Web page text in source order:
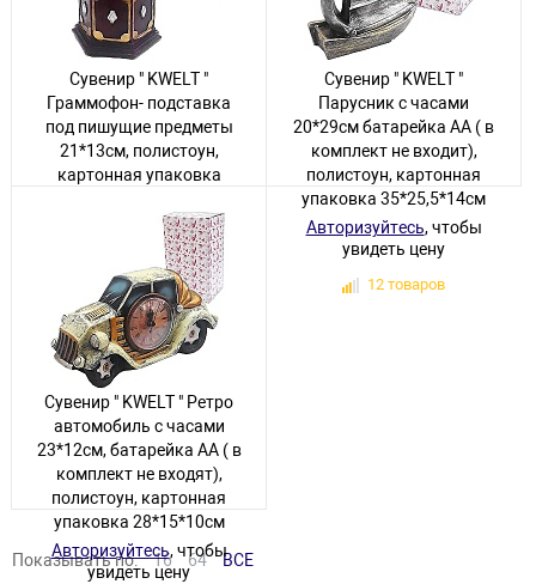
Сувенир " KWELT "
Граммофон- подставка
под пишущие предметы
21*13см, полистоун,
картонная упаковка
Авторизуйтесь, чтобы
увидеть цену
2 товара
Сувенир " KWELT "
Парусник с часами
20*29см батарейка АА ( в
комплект не входит),
полистоун, картонная
упаковка 35*25,5*14см
Авторизуйтесь, чтобы
увидеть цену
12 товаров
Сувенир " KWELT " Ретро
автомобиль с часами
23*12см, батарейка АА ( в
комплект не входят),
полистоун, картонная
упаковка 28*15*10см
Авторизуйтесь, чтобы
увидеть цену
Показывать по: 16 64 ВСЕ